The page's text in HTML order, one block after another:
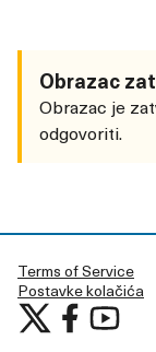
Obrazac
Obrazac je
odgovoriti.
Terms of Service
Postavke kolačića
Učestvujte uUčestvujte u